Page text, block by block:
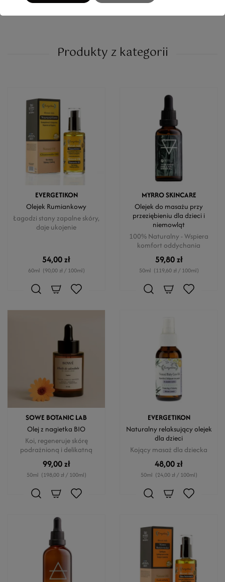
Produkty z kategorii
EVERGETIKON
Olejek Rumiankowy
Łagodzi stany zapalne skóry,
daje ukojenie
54,00 zł
60ml (90,00 zł / 100ml)
MYRRO SKINCARE
Olejek do masażu przy
przeziębieniu dla dzieci i
niemowląt
100% Naturalny - Wspiera
komfort oddychania
59,80 zł
50ml (119,60 zł / 100ml)
SOWE BOTANIC LAB
Olej z nagietka BIO
Koi, regeneruje skórę
podrażnioną i delikatną
99,00 zł
50ml (198,00 zł / 100ml)
EVERGETIKON
Naturalny relaksujący olejek
dla dzieci
Kojący masaż dla dziecka
48,00 zł
50ml (24,00 zł / 100ml)